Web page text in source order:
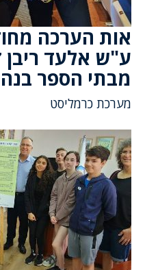
אות הערכה
ע"ש אלעד ריבן
מבתי הספר
מערכת כרמליסט